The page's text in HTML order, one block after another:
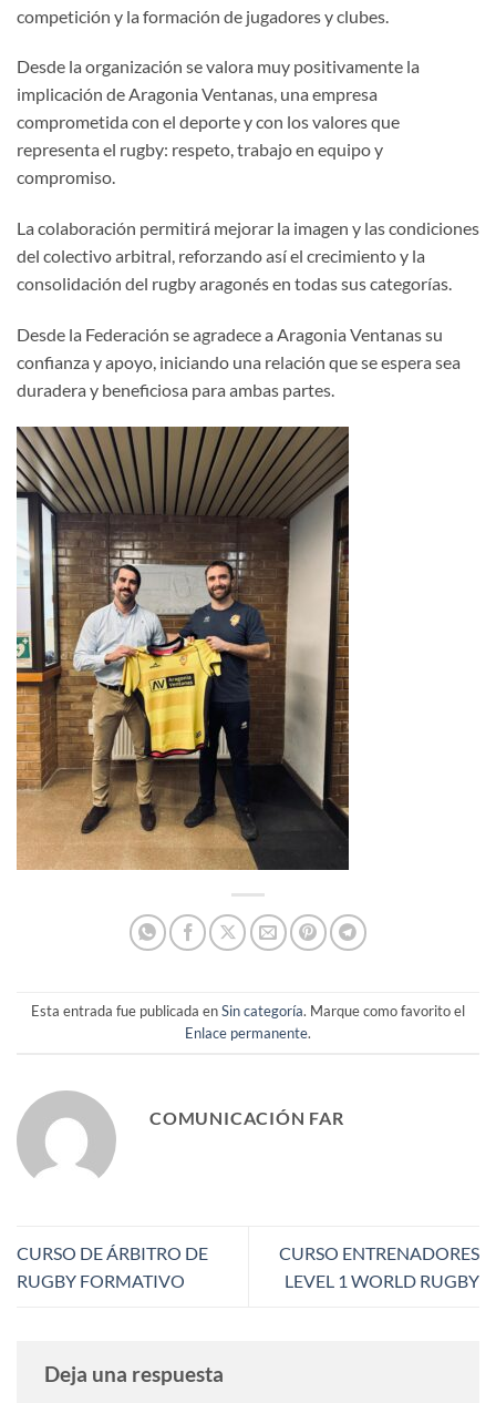
competición y la formación de jugadores y clubes.
Desde la organización se valora muy positivamente la
implicación de Aragonia Ventanas, una empresa
comprometida con el deporte y con los valores que
representa el rugby: respeto, trabajo en equipo y
compromiso.
La colaboración permitirá mejorar la imagen y las condiciones
del colectivo arbitral, reforzando así el crecimiento y la
consolidación del rugby aragonés en todas sus categorías.
Desde la Federación se agradece a Aragonia Ventanas su
confianza y apoyo, iniciando una relación que se espera sea
duradera y beneficiosa para ambas partes.
Esta entrada fue publicada enSin categoría. Marque como favorito el
Enlace permanente.
COMUNICACIÓN FAR
CURSO DE ÁRBITRO DE
RUGBY FORMATIVO
CURSO ENTRENADORES
LEVEL 1 WORLD RUGBY
Deja una respuesta